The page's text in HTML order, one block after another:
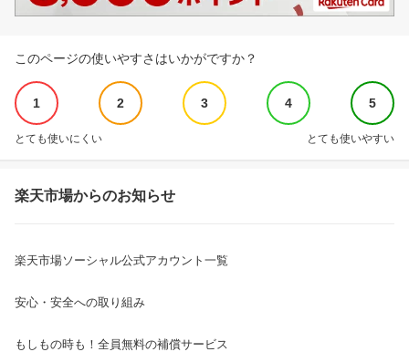
このページの使いやすさはいかがですか？
1 2 3 4 5
とても使いにくい とても使いやすい
楽天市場からのお知らせ
楽天市場ソーシャル公式アカウント一覧
安心・安全への取り組み
もしもの時も！全員無料の補償サービス